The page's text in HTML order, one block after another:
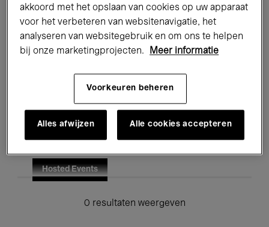
Performances Lezingen & Debatten
Jazz Klassieke Muziek Global Music
Onderwijs Rondleidingen
Hosted Events
0 resultaten weergeven
akkoord met het opslaan van cookies op uw apparaat
voor het verbeteren van websitenavigatie, het
analyseren van websitegebruik en om ons te helpen
bij onze marketingprojecten.
Meer informatie
Voorkeuren beheren
Alles afwijzen Alle cookies accepteren